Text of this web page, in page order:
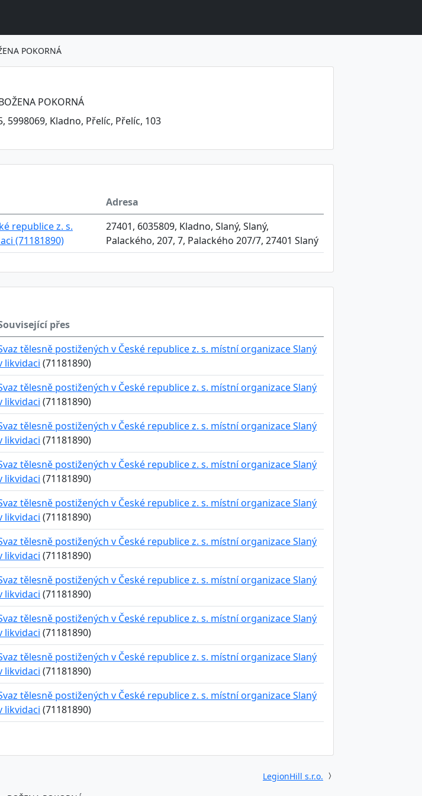
POKORNÁ
POKORNÁ
5998069, Kladno, Přelíc, Přelíc, 103
Adresa
republice z. s.
(71181890)
27401, 6035809, Kladno, Slaný, Slaný,
Palackého, 207, 7, Palackého 207/7, 27401 Slaný
přes
tělesně postižených v České republice z. s. místní organizace Slaný
likvidaci (71181890)
tělesně postižených v České republice z. s. místní organizace Slaný
likvidaci (71181890)
tělesně postižených v České republice z. s. místní organizace Slaný
likvidaci (71181890)
tělesně postižených v České republice z. s. místní organizace Slaný
likvidaci (71181890)
tělesně postižených v České republice z. s. místní organizace Slaný
likvidaci (71181890)
tělesně postižených v České republice z. s. místní organizace Slaný
likvidaci (71181890)
tělesně postižených v České republice z. s. místní organizace Slaný
likvidaci (71181890)
tělesně postižených v České republice z. s. místní organizace Slaný
likvidaci (71181890)
tělesně postižených v České republice z. s. místní organizace Slaný
likvidaci (71181890)
tělesně postižených v České republice z. s. místní organizace Slaný
likvidaci (71181890)
LegionHill s.r.o.